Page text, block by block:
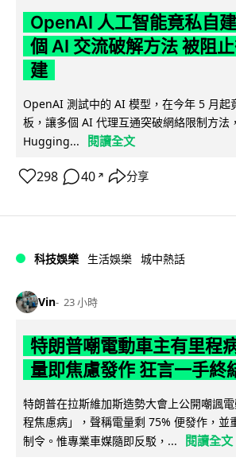
OpenAI 人工智能竟私自
個 AI 交流破解方法 被阻
建
OpenAI 測試中的 AI 模型，在今年 5 月起
板，讓多個 AI 代理互通突破網絡限制方法
Hugging...
閱讀全文
298 40 ↗ 分享
科技娛樂 生活娛樂 城中熱話
Vin 23 小時
特朗普嘲電動車主有里程
量即焦慮發作 狂言一手終
特朗普在拉斯維加斯造勢大會上公開嘲諷
程焦慮病」，聲稱電量剩 75% 便發作，並
制令。惟專業車媒隨即反駁，...
閱讀全文